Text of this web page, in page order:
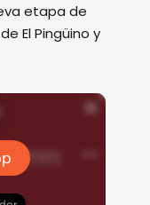
etapa de
El Pingüino y